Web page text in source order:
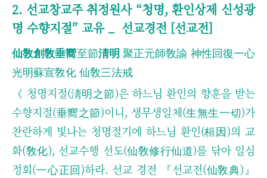
2. 선교창교주 취정원사 “청명, 환인상제 신성광
명 수향지절” 교유 _ 선교경전 [선교전]
仙敎創敎垂嚮至節淸明 聚正元師敎諭 神性回復一心
光明蘇宣敎化 仙敎三法戒
《 청명지절(淸明之節)은 하느님 환인의 향훈을 받는
수향지절(垂嚮之節)이니, 생무생일체(生無生一切)가
찬란하게 빛나는 청명절기에 하느님 환인(桓因)의 교
화(敎化), 선교수행 선도(仙敎修行仙道)를 닦아 일심
정회(一心正回)하라. 선교 경전 『선교전(仙敎典)』